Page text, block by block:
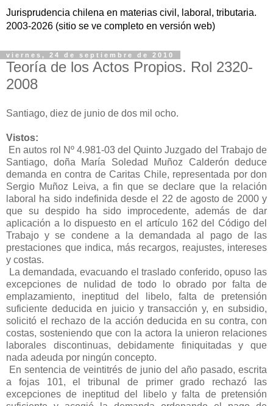
Jurisprudencia chilena en materias civil, laboral, tributaria.
2003-2026 (sitio se ve completo en versión web)
viernes, 24 de septiembre de 2010
Teoría de los Actos Propios. Rol 2320-
2008
Santiago, diez de junio de dos mil ocho.
Vistos:
En autos rol Nº 4.981-03 del Quinto Juzgado del Trabajo de
Santiago, doña María Soledad Muñoz Calderón deduce
demanda en contra de Caritas Chile, representada por don
Sergio Muñoz Leiva, a fin que se declare que la relación
laboral ha sido indefinida desde el 22 de agosto de 2000 y
que su despido ha sido improcedente, además de dar
aplicación a lo dispuesto en el artículo 162 del Código del
Trabajo y se condene a la demandada al pago de las
prestaciones que indica, más recargos, reajustes, intereses
y costas.
La demandada, evacuando el traslado conferido, opuso las
excepciones de nulidad de todo lo obrado por falta de
emplazamiento, ineptitud del libelo, falta de pretensión
suficiente deducida en juicio y transacción y, en subsidio,
solicitó el rechazo de la acción deducida en su contra, con
costas, sosteniendo que con la actora la unieron relaciones
laborales discontinuas, debidamente finiquitadas y que
nada adeuda por ningún concepto.
En sentencia de veintitrés de junio del año pasado, escrita
a fojas 101, el tribunal de primer grado rechazó las
excepciones de ineptitud del libelo y falta de pretensión